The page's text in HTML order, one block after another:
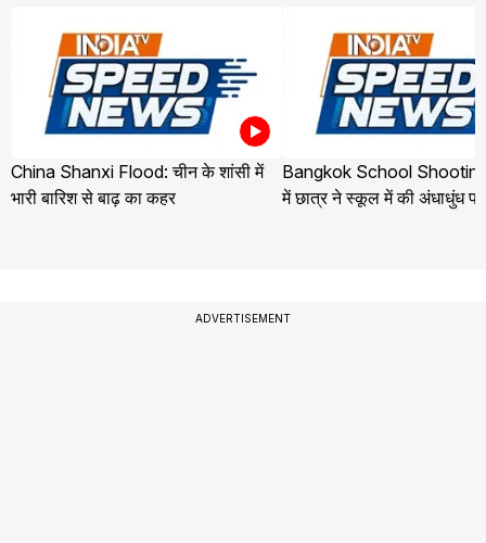
China Shanxi Flood: चीन के शांसी में
भारी बारिश से बाढ़ का कहर
Bangkok School
में छात्र ने स्कूल में की अंधाधुंध
ADVERTISEMENT